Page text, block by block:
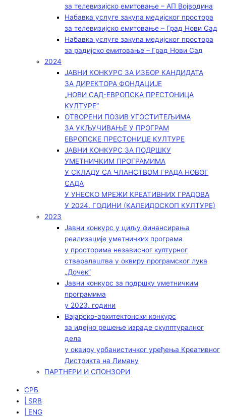
за телевизијско емитовање – АП Војводинa
Набавка услуге закупа медијског простора
за телевизијско емитовање – Град Нови Сад
Набавка услуге закупа медијског простора
за радијско емитовање – Град Нови Сад
2024
ЈАВНИ КОНКУРС ЗА ИЗБОР КАНДИДАТА
ЗА ДИРЕКТОРА ФОНДАЦИЈЕ
„НОВИ САД-ЕВРОПСКА ПРЕСТОНИЦА
КУЛТУРЕ“
ОТВОРЕНИ ПОЗИВ УГОСТИТЕЉИМА
ЗА УКЉУЧИВАЊЕ У ПРОГРАМ
ЕВРОПСКЕ ПРЕСТОНИЦЕ КУЛТУРЕ
ЈАВНИ КОНКУРС ЗА ПОДРШКУ
УМЕТНИЧКИМ ПРОГРАМИМА
У СКЛАДУ СА ЧЛАНСТВОМ ГРАДА НОВОГ
САДА
У УНЕСКО МРЕЖИ КРЕАТИВНИХ ГРАДОВА
У 2024. ГОДИНИ (КАЛЕИДОСКОП КУЛТУРЕ)
2023
Јавни конкурс у циљу финансирања
реализације уметничких програма
у просторима независног културног
стваралаштва у оквиру програмског лука
„Дочек”
Јавни конкурс за подршку уметничким
програмима
у 2023. години
Вајарско-архитектонски конкурс
за идејно решење израде скулптуралног
дела
у оквиру урбанистичког уређења Креативног
Дистрикта на Лиману
ПАРТНЕРИ И СПОНЗОРИ
СРБ
| SRB
| ENG